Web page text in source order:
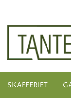
SKAFFERIET